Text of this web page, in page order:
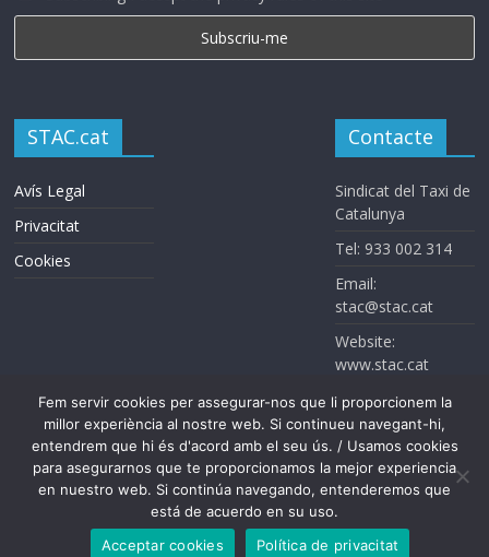
STAC.cat
Avís Legal
Privacitat
Cookies
Contacte
Sindicat del Taxi de
Catalunya
Tel: 933 002 314
Email:
stac@stac.cat
Website:
www.stac.cat
Sindicat del Taxi de Catalunya. Todos los derechos reservados
Fem servir cookies per assegurar-nos que li proporcionem la
millor experiència al nostre web. Si continueu navegant-hi,
entendrem que hi és d'acord amb el seu ús. / Usamos cookies
para asegurarnos que te proporcionamos la mejor experiencia
en nuestro web. Si continúa navegando, entenderemos que
está de acuerdo en su uso.
Acceptar cookies
Política de privacitat